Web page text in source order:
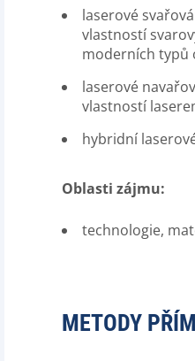
laserové
vlastností
moderních typů
laserové
vlastností
hybridní
Oblasti zájmu:
technologie,
METODY